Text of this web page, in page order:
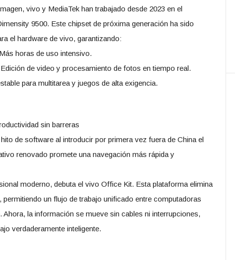
vivo y MediaTek han trabajado desde 2023 en el
9500. Este chipset de próxima generación ha sido
el hardware de vivo, garantizando:
horas de uso intensivo.
de video y procesamiento de fotos en tiempo real.
para multitarea y juegos de alta exigencia.
sin barreras
de software al introducir por primera vez fuera de China el
renovado promete una navegación más rápida y
moderno, debuta el vivo Office Kit. Esta plataforma elimina
un flujo de trabajo unificado entre computadoras
la información se mueve sin cables ni interrupciones,
verdaderamente inteligente.